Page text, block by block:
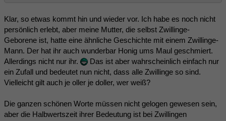
Klar, so etwas kommt hin und wieder vor. Ich habe es noch nicht
persönlich erlebt, aber meine Mutter, die selbst Zwillinge-
Geborene ist, hatte eine ähnliche Geschichte mit einem Zwillinge-
Mann. Der hat ihr auch wunderbar Honig ums Maul geschmiert.
Allerdings nicht nur ihr.
Das ist aber wahrscheinlich einfach nur
ein Zufall und bedeutet nun nicht, dass alle Zwillinge so sind.
Vielleicht gilt auch je oller je doller, wer weiß?
Die ganzen schönen Worte müssen nicht gelogen gewesen sein,
aber die Halbwertszeit ihrer Bedeutung ist bei Zwillingen